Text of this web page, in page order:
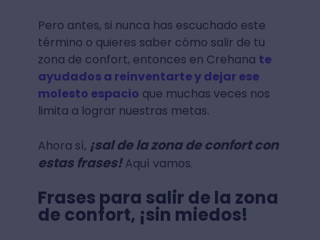
Pero antes, si nunca has escuchado este
término o quieres saber cómo salir de tu
zona de confort, entonces en Crehana te
ayudados a reinventarte y dejar ese
molesto espacio que muchas veces nos
limita a lograr nuestras metas.
Ahora sí, ¡sal de la zona de confort con
estas frases!Aquí vamos.
Frases para salir de la zona
de confort, ¡sin miedos!